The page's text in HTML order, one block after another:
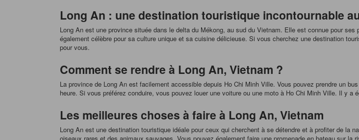
Long An : une destination touristique incontournable
Long An est une province située dans le delta du Mékong, au sud du Vietnam. Elle est connue pour
également célèbre pour sa culture unique et sa cuisine délicieuse. Si vous cherchez une destination
pour vous.
Comment se rendre à Long An, Vietnam ?
La province de Long An est facilement accessible depuis Ho Chi Minh Ville. Vous pouvez prendre un
heure. Si vous préférez conduire, vous pouvez louer une voiture ou une moto à Ho Chi Minh Ville. Il y a
Les meilleures choses à faire à Long An, Vietnam
Long An est une destination touristique idéale pour ceux qui cherchent à se détendre et à profiter de la